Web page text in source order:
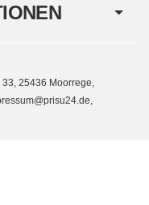
25436 Moorrege,